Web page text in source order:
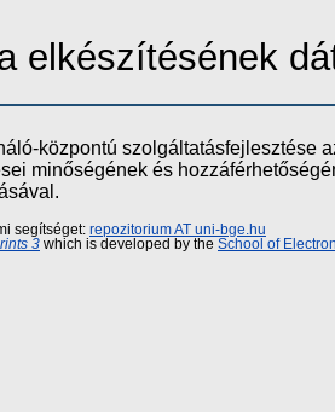
elkészítésének
központú szolgáltatásfejlesztése
minőségének és
segítséget: repozitorium AT uni-bge.hu
3 which is developed by the School of